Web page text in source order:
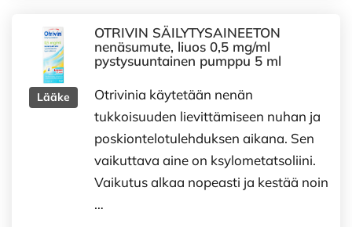
Lääke
OTRIVIN SÄILYTYSAINEETON
nenäsumute, liuos 0,5 mg/ml
pystysuuntainen pumppu 5 ml
Otrivinia käytetään nenän
tukkoisuuden lievittämiseen nuhan ja
poskiontelotulehduksen aikana. Sen
vaikuttava aine on ksylometatsoliini.
Vaikutus alkaa nopeasti ja kestää noin
…